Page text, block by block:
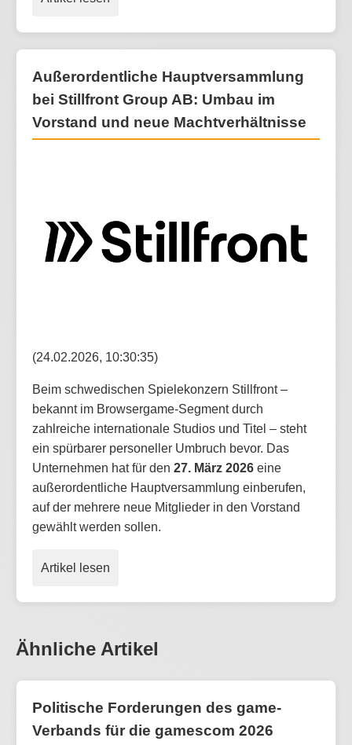
Außerordentliche Hauptversammlung
bei Stillfront Group AB: Umbau im
Vorstand und neue Machtverhältnisse
(24.02.2026, 10:30:35)
Beim schwedischen Spielekonzern Stillfront –
bekannt im Browsergame-Segment durch
zahlreiche internationale Studios und Titel – steht
ein spürbarer personeller Umbruch bevor. Das
Unternehmen hat für den 27. März 2026 eine
außerordentliche Hauptversammlung einberufen,
auf der mehrere neue Mitglieder in den Vorstand
gewählt werden sollen.
Artikel lesen
Ähnliche Artikel
Politische Forderungen des game-
Verbands für die gamescom 2026